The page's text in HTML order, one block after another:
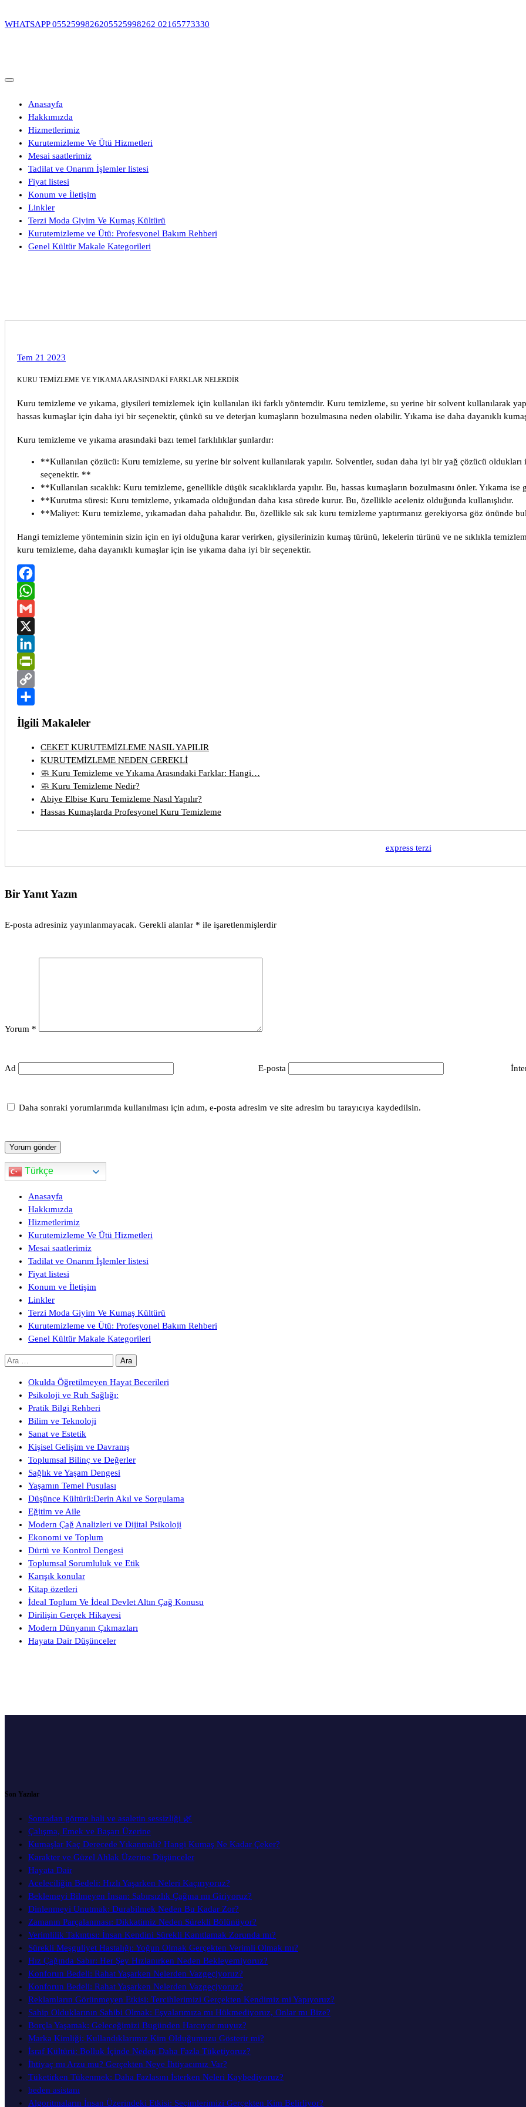
geç
WHATSAPP 0552599826205525998262 02165773330
Anasayfa
Hakkımızda
Hizmetlerimiz
Kurutemizleme Ve Ütü Hizmetleri
Mesai saatlerimiz
Tadilat ve Onarım İşlemler listesi
Fiyat listesi
Konum ve İletişim
Linkler
Terzi Moda Giyim Ve Kumaş Kültürü
Kurutemizleme ve Ütü: Profesyonel Bakım Rehberi
Genel Kültür Makale Kategorileri
Tem 21 2023
KURU TEMİZLEME VE YIKAMA ARASINDAKİ FARKLAR NELERDİR
Kuru temizleme ve yıkama, giysileri temizlemek için kullanılan iki farklı yöntemdir. Kuru temizleme, su yerine bir solvent kullanılarak
hassas kumaşlar için daha iyi bir seçenektir, çünkü su ve deterjan kumaşların bozulmasına neden olabilir. Yıkama ise daha dayanıklı
Kuru temizleme ve yıkama arasındaki bazı temel farklılıklar şunlardır:
**Kullanılan çözücü: Kuru temizleme, su yerine bir solvent kullanılarak yapılır. Solventler, sudan daha iyi bir yağ çözücü
seçenektir. **
**Kullanılan sıcaklık: Kuru temizleme, genellikle düşük sıcaklıklarda yapılır. Bu, hassas kumaşların bozulmasını önler. Yıkama ise
**Kurutma süresi: Kuru temizleme, yıkamada olduğundan daha kısa sürede kurur. Bu, özellikle aceleniz olduğunda kullanışlıdır.
**Maliyet: Kuru temizleme, yıkamadan daha pahalıdır. Bu, özellikle sık sık kuru temizleme yaptırmanız gerekiyorsa göz önünde
Hangi temizleme yönteminin sizin için en iyi olduğuna karar verirken, giysilerinizin kumaş türünü, lekelerin türünü ve ne sıklıkla temizleme
kuru temizleme, daha dayanıklı kumaşlar için ise yıkama daha iyi bir seçenektir.
Facebook
WhatsApp
Gmail
X
LinkedIn
PrintFriendly
Copy
Link
Share
İlgili Makaleler
CEKET KURUTEMİZLEME NASIL YAPILIR
KURUTEMİZLEME NEDEN GEREKLİ
🧼 Kuru Temizleme ve Yıkama Arasındaki Farklar: Hangi…
🧼 Kuru Temizleme Nedir?
Abiye Elbise Kuru Temizleme Nasıl Yapılır?
Hassas Kumaşlarda Profesyonel Kuru Temizleme
express terzi
Bir Yanıt Yazın
E-posta adresiniz yayınlanmayacak. Gerekli alanlar * ile işaretlenmişlerdir
Yorum *
Ad E-posta
Daha sonraki yorumlarımda kullanılması için adım, e-posta adresim ve site adresim bu tarayıcıya kaydedilsin.
Türkçe
Anasayfa
Hakkımızda
Hizmetlerimiz
Kurutemizleme Ve Ütü Hizmetleri
Mesai saatlerimiz
Tadilat ve Onarım İşlemler listesi
Fiyat listesi
Konum ve İletişim
Linkler
Terzi Moda Giyim Ve Kumaş Kültürü
Kurutemizleme ve Ütü: Profesyonel Bakım Rehberi
Genel Kültür Makale Kategorileri
Arama:
Okulda Öğretilmeyen Hayat Becerileri
Psikoloji ve Ruh Sağlığı:
Pratik Bilgi Rehberi
Bilim ve Teknoloji
Sanat ve Estetik
Kişisel Gelişim ve Davranış
Toplumsal Bilinç ve Değerler
Sağlık ve Yaşam Dengesi
Yaşamın Temel Pusulası
Düşünce Kültürü:Derin Akıl ve Sorgulama
Eğitim ve Aile
Modern Çağ Analizleri ve Dijital Psikoloji
Ekonomi ve Toplum
Dürtü ve Kontrol Dengesi
Toplumsal Sorumluluk ve Etik
Karışık konular
Kitap özetleri
İdeal Toplum Ve İdeal Devlet Altın Çağ Konusu
Dirilişin Gerçek Hikayesi
Modern Dünyanın Çıkmazları
Hayata Dair Düşünceler
Son Yazılar
Sonradan görme hali ve asaletin sessizliği 🌿
Çalışma, Emek ve Başarı Üzerine
Kumaşlar Kaç Derecede Yıkanmalı? Hangi Kumaş Ne Kadar Çeker?
Karakter ve Güzel Ahlak Üzerine Düşünceler
Hayata Dair
Aceleciliğin Bedeli: Hızlı Yaşarken Neleri Kaçırıyoruz?
Beklemeyi Bilmeyen İnsan: Sabırsızlık Çağına mı Giriyoruz?
Dinlenmeyi Unutmak: Durabilmek Neden Bu Kadar Zor?
Zamanın Parçalanması: Dikkatimiz Neden Sürekli Bölünüyor?
Verimlilik Takıntısı: İnsan Kendini Sürekli Kanıtlamak Zorunda mı?
Sürekli Meşguliyet Hastalığı: Yoğun Olmak Gerçekten Verimli Olmak mı?
Hız Çağında Sabır: Her Şey Hızlanırken Neden Bekleyemiyoruz?
Konforun Bedeli: Rahat Yaşarken Nelerden Vazgeçiyoruz?
Konforun Bedeli: Rahat Yaşarken Nelerden Vazgeçiyoruz?
Reklamların Görünmeyen Etkisi: Tercihlerimizi Gerçekten Kendimiz mi Yapıyoruz?
Sahip Olduklarının Sahibi Olmak: Eşyalarımıza mı Hükmediyoruz, Onlar mı Bize?
Borçla Yaşamak: Geleceğimizi Bugünden Harcıyor muyuz?
Marka Kimliği: Kullandıklarımız Kim Olduğumuzu Gösterir mi?
İsraf Kültürü: Bolluk İçinde Neden Daha Fazla Tüketiyoruz?
İhtiyaç mı Arzu mu? Gerçekten Neye İhtiyacımız Var?
Tüketirken Tükenmek: Daha Fazlasını İsterken Neleri Kaybediyoruz?
beden asistanı
Algoritmaların İnsan Üzerindeki Etkisi: Seçimlerimizi Gerçekten Kim Belirliyor?